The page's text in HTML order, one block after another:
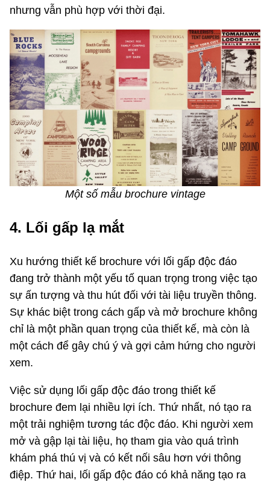
nhưng vẫn phù hợp với thời đại.
Một số mẫu brochure vintage
4. Lối gấp lạ mắt
Xu hướng thiết kế brochure với lối gấp độc đáo
đang trở thành một yếu tố quan trọng trong việc tạo
sự ấn tượng và thu hút đối với tài liệu truyền thông.
Sự khác biệt trong cách gấp và mở brochure không
chỉ là một phần quan trọng của thiết kế, mà còn là
một cách để gây chú ý và gợi cảm hứng cho người
xem.
Việc sử dụng lối gấp độc đáo trong thiết kế
brochure đem lại nhiều lợi ích. Thứ nhất, nó tạo ra
một trải nghiệm tương tác độc đáo. Khi người xem
mở và gập lại tài liệu, họ tham gia vào quá trình
khám phá thú vị và có kết nối sâu hơn với thông
điệp. Thứ hai, lối gấp độc đáo có khả năng tạo ra